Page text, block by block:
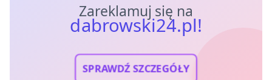
Zareklamuj się na
dabrowski24.pl!
SPRAWDŹ SZCZEGÓŁY